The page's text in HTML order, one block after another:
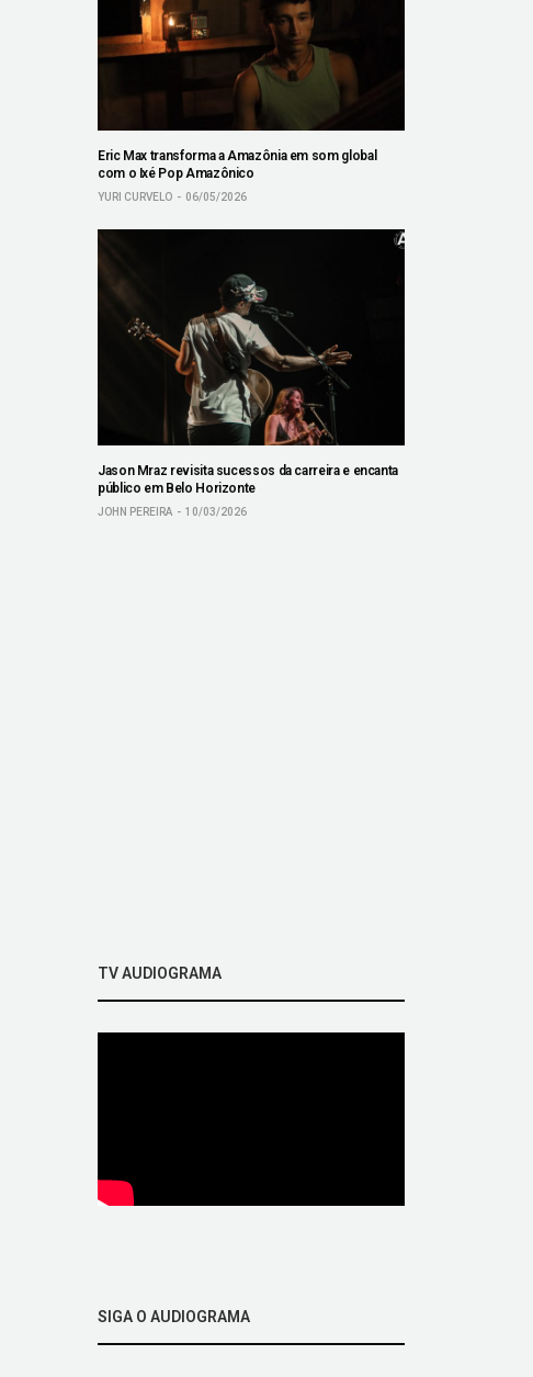
Eric Max transforma a Amazônia em som global
com o Ixé Pop Amazônico
YURI CURVELO 06/05/2026
Jason Mraz revisita sucessos da carreira e encanta
público em Belo Horizonte
JOHN PEREIRA 10/03/2026
TV AUDIOGRAMA
SIGA O AUDIOGRAMA